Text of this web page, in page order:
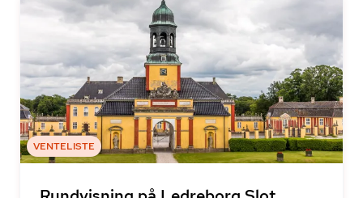
VENTELISTE